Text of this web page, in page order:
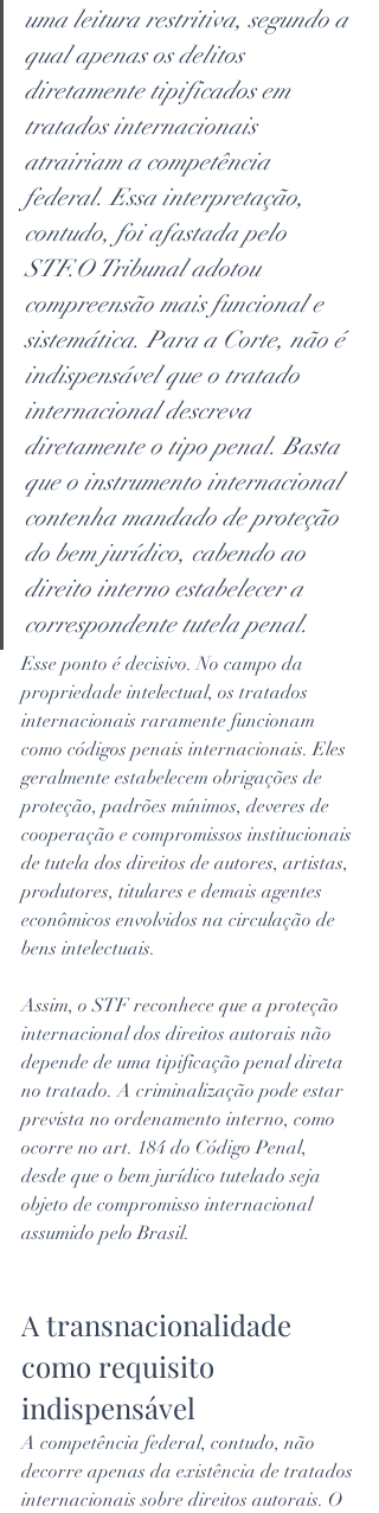
uma leitura restritiva, segundo a
qual apenas os delitos
diretamente tipificados em
tratados internacionais
atrairiam a competência
federal. Essa interpretação,
contudo, foi afastada pelo
STF.O Tribunal adotou
compreensão mais funcional e
sistemática. Para a Corte, não é
indispensável que o tratado
internacional descreva
diretamente o tipo penal. Basta
que o instrumento internacional
contenha mandado de proteção
do bem jurídico, cabendo ao
direito interno estabelecer a
correspondente tutela penal.
Esse ponto é decisivo. No campo da
propriedade intelectual, os tratados
internacionais raramente funcionam
como códigos penais internacionais. Eles
geralmente estabelecem obrigações de
proteção, padrões mínimos, deveres de
cooperação e compromissos institucionais
de tutela dos direitos de autores, artistas,
produtores, titulares e demais agentes
econômicos envolvidos na circulação de
bens intelectuais.
Assim, o STF reconhece que a proteção
internacional dos direitos autorais não
depende de uma tipificação penal direta
no tratado. A criminalização pode estar
prevista no ordenamento interno, como
ocorre no art. 184 do Código Penal,
desde que o bem jurídico tutelado seja
objeto de compromisso internacional
assumido pelo Brasil.
A transnacionalidade
como requisito
indispensável
A competência federal, contudo, não
decorre apenas da existência de tratados
internacionais sobre direitos autorais. O